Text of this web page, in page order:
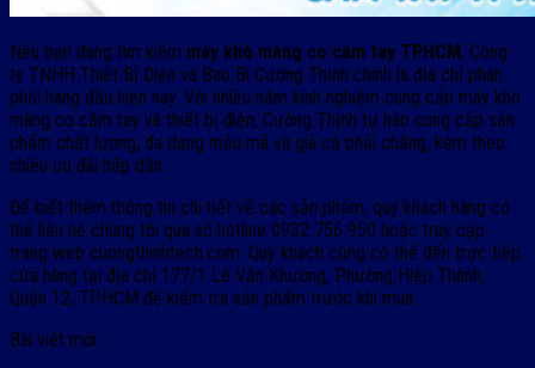
Nếu bạn đang tìm kiếm máy khò màng co cầm tay TPHCM, Công
ty TNHH Thiết Bị Điện và Bao Bì Cường Thịnh chính là địa chỉ phân
phối hàng đầu hiện nay. Với nhiều năm kinh nghiệm cung cấp máy khò
màng co cầm tay và thiết bị điện, Cường Thịnh tự hào cung cấp sản
phẩm chất lượng, đa dạng mẫu mã và giá cả phải chăng, kèm theo
nhiều ưu đãi hấp dẫn.
Để biết thêm thông tin chi tiết về các sản phẩm, quý khách hàng có
thể liên hệ chúng tôi qua số hotline 0932 756 950 hoặc truy cập
trang web cuongthinhtech.com . Quý khách cũng có thể đến trực tiếp
cửa hàng tại địa chỉ 177/1 Lê Văn Khương, Phường Hiệp Thành,
Quận 12, TP.HCM để kiểm tra sản phẩm trước khi mua.
Bài viết mới